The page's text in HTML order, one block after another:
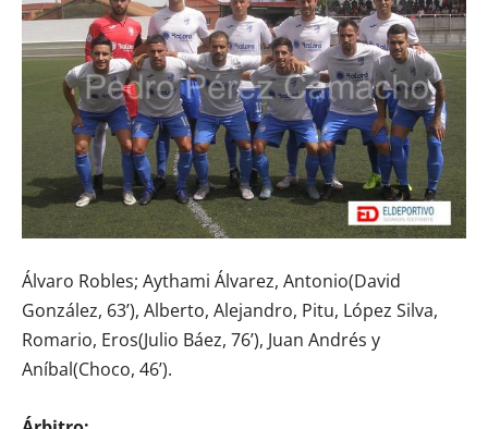
Álvaro Robles; Aythami Álvarez, Antonio(David
González, 63’), Alberto, Alejandro, Pitu, López Silva,
Romario, Eros(Julio Báez, 76’), Juan Andrés y
Aníbal(Choco, 46’).